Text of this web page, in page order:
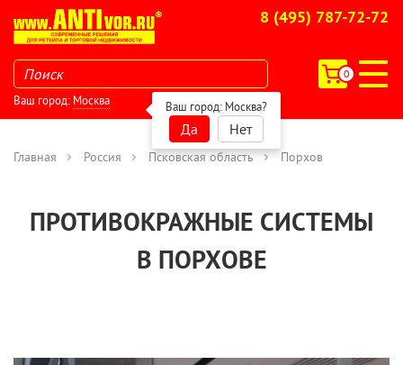
8 (495) 787-72-72
0
Ваш город: Москва Ваш город: Москва?
Да Нет
Главная Россия Псковская область Порхов
ПРОТИВОКРАЖНЫЕ СИСТЕМЫ
В ПОРХОВЕ